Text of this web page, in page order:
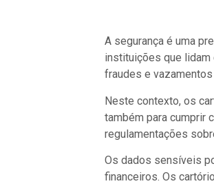
A segurança é uma
instituições que
fraudes e
Neste contexto, os
também para cumprir
regulamentações
Os dados sensíveis
financeiros. Os